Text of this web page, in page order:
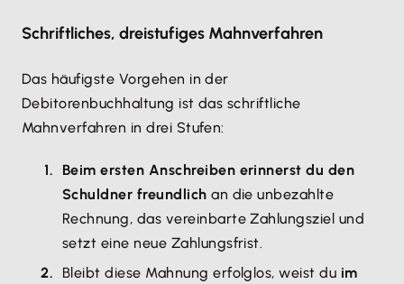
Schriftliches, dreistufiges Mahnverfahren
Das häufigste Vorgehen in der
Debitorenbuchhaltung ist das schriftliche
Mahnverfahren in drei Stufen:
Beim ersten Anschreiben erinnerst du den
Schuldner freundlich an die unbezahlte
Rechnung, das vereinbarte Zahlungsziel und
setzt eine neue Zahlungsfrist.
Bleibt diese Mahnung erfolglos, weist du im